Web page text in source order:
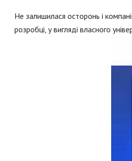
Не залишилася осторонь і
розробці, у вигляді власного